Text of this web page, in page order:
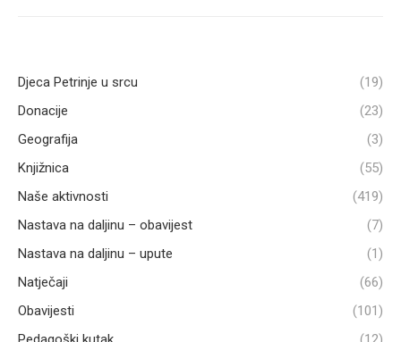
Djeca Petrinje u srcu
(19)
Donacije
(23)
Geografija
(3)
Knjižnica
(55)
Naše aktivnosti
(419)
Nastava na daljinu – obavijest
(7)
Nastava na daljinu – upute
(1)
Natječaji
(66)
Obavijesti
(101)